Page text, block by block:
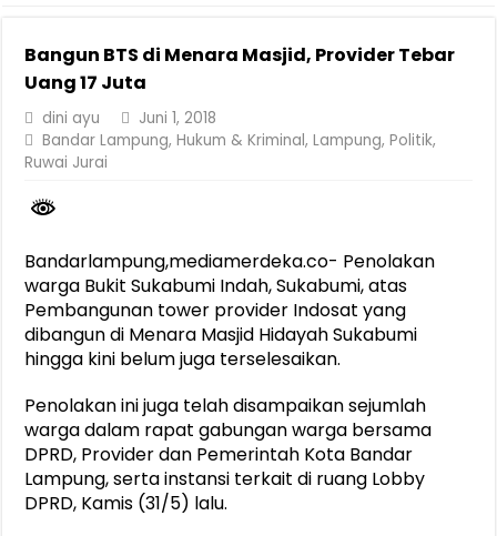
Jasa Raharja Jamin Seluruh Korban Kebakaran KM Mutiara
Gelar Audiensi, Jasa Raharja dan Kementerian PANRB Perkuat
Berkontribusi terhadap Keselamatan dan Mobilitas Masyarakat,
Jasa Raharja dan Korlantas Polri Ajak Masyarakat Akhiri Lawan
FLLAJ Kabupaten Tanggamus Perkuat Sinergi Keselamatan Lalu
Bangun BTS di Menara Masjid, Provider Tebar
Uang 17 Juta
dini ayu
Juni 1, 2018
Bandar Lampung,Hukum & Kriminal,Lampung,Politik,
Ruwai Jurai
Bandarlampung,mediamerdeka.co- Penolakan
warga Bukit Sukabumi Indah, Sukabumi, atas
Pembangunan tower provider Indosat yang
dibangun di Menara Masjid Hidayah Sukabumi
hingga kini belum juga terselesaikan.
Penolakan ini juga telah disampaikan sejumlah
warga dalam rapat gabungan warga bersama
DPRD, Provider dan Pemerintah Kota Bandar
Lampung, serta instansi terkait di ruang Lobby
DPRD, Kamis (31/5) lalu.